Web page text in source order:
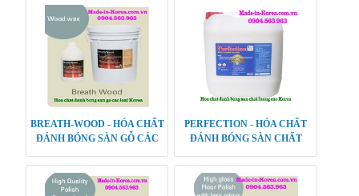
BREATH-WOOD - HÓA CHẤT
ĐÁNH BÓNG SÀN GỖ CÁC
PERFECTION - HÓA CHẤT
ĐÁNH BÓNG SÀN CHẤT